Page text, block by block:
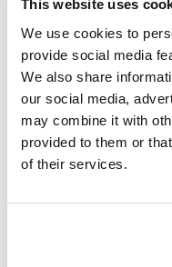
This website uses
We use cookies to
provide social media
We also share
our social media,
may combine it with
provided to them or
of their services.
L’étui mince avec du